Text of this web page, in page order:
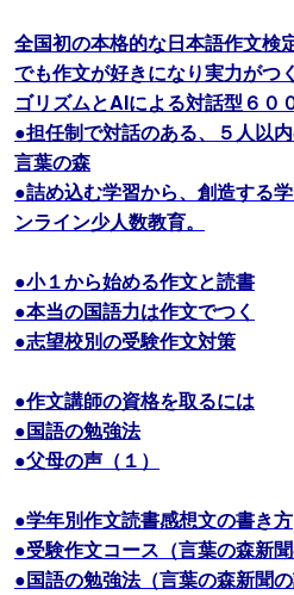
全国初の本格的な日本語作文検
でも作文が好きになり実力がつ
ゴリズムとAIによる対話型６０
●担任制で対話のある、５人以
言葉の森
●詰め込む学習から、創造する
ンライン少人数教育。
●小１から始める作文と読書
●本当の国語力は作文でつく
●志望校別の受験作文対策
●作文講師の資格を取るには
●国語の勉強法
●父母の声（１）
●学年別作文読書感想文の書き方
●受験作文コース（言葉の森新聞
●国語の勉強法（言葉の森新聞の